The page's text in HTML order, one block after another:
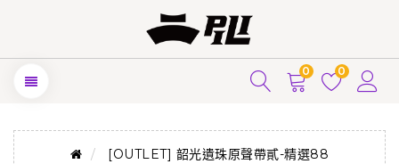
0 0
[OUTLET] 韶光遺珠原聲帶貳-精選88